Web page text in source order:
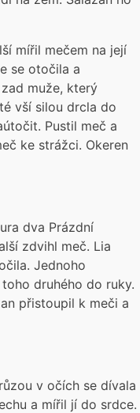
mířil mečem na její
se otočila a
muže, který
vší silou drcla do
Pustil meč a
ke strážci. Okeren
dva Prázdní
zdvihl meč. Lia
Jednoho
druhého do ruky.
přistoupil k meči a
v očích se dívala
a mířil jí do srdce.